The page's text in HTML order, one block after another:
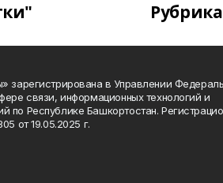
зарегистрирована в Управлении
связи, информационных технологий и
по Республике Башкортостан.
от 19.05.2025 г.